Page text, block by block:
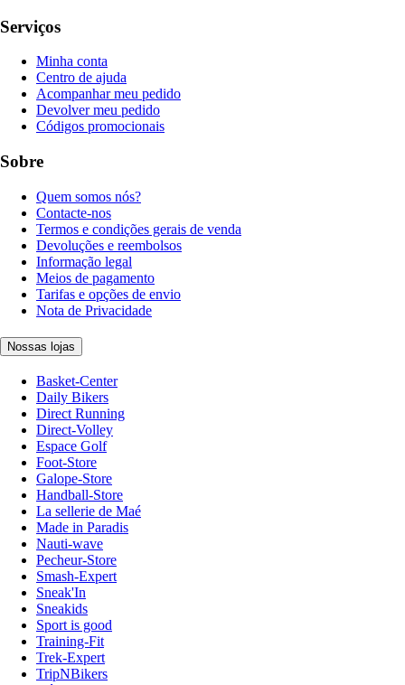
Serviços
Minha conta
Centro de ajuda
Acompanhar meu pedido
Devolver meu pedido
Códigos promocionais
Sobre
Quem somos nós?
Contacte-nos
Termos e condições gerais de venda
Devoluções e reembolsos
Informação legal
Meios de pagamento
Tarifas e opções de envio
Nota de Privacidade
Nossas lojas
Basket-Center
Daily Bikers
Direct Running
Direct-Volley
Espace Golf
Foot-Store
Galope-Store
Handball-Store
La sellerie de Maé
Made in Paradis
Nauti-wave
Pecheur-Store
Smash-Expert
Sneak'In
Sneakids
Sport is good
Training-Fit
Trek-Expert
TripNBikers